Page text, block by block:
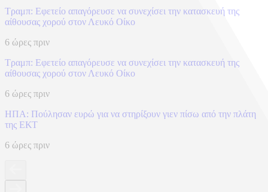
Τραμπ: Εφετείο απαγόρευσε να συνεχίσει την κατασκευή της
αίθουσας χορού στον Λευκό Οίκο
6 ώρες πριν
Τραμπ: Εφετείο απαγόρευσε να συνεχίσει την κατασκευή της
αίθουσας χορού στον Λευκό Οίκο
6 ώρες πριν
ΗΠΑ: Πούλησαν ευρώ για να στηρίξουν γιεν πίσω από την πλάτη
της ΕΚΤ
6 ώρες πριν